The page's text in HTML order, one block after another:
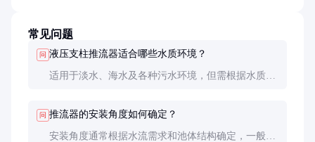
常见问题
问 液压支柱推流器适合哪些水质环境？
适用于淡水、海水及各种污水环境，但需根据水质腐
问 推流器的安装角度如何确定？
安装角度通常根据水流需求和池体结构确定，一般建